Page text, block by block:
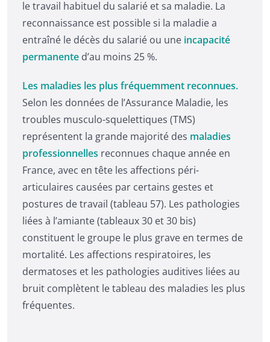
le travail habituel du salarié et sa maladie. La
reconnaissance est possible si la maladie a
entraîné le décès du salarié ou une incapacité
permanente d’au moins 25 %.
Les maladies les plus fréquemment reconnues.
Selon les données de l’Assurance Maladie, les
troubles musculo-squelettiques (TMS)
représentent la grande majorité des maladies
professionnelles reconnues chaque année en
France, avec en tête les affections péri-
articulaires causées par certains gestes et
postures de travail (tableau 57). Les pathologies
liées à l’amiante (tableaux 30 et 30 bis)
constituent le groupe le plus grave en termes de
mortalité. Les affections respiratoires, les
dermatoses et les pathologies auditives liées au
bruit complètent le tableau des maladies les plus
fréquentes.